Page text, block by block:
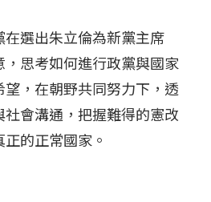
選出朱立倫為新黨主席
思考如何進行政黨與國家
，在朝野共同努力下，透
會溝通，把握難得的憲改
的正常國家。